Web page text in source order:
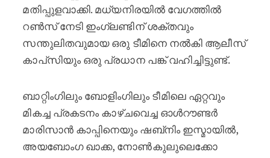
മതിപ്പുളവാക്കി. മധ്യനിരയിൽ വേഗത്തിൽ
റൺസ് നേടി ഇംഗ്ലണ്ടിന് ശക്തവും
സന്തുലിതവുമായ ഒരു ടീമിനെ നൽകി ആലീസ്
കാപ്‌സിയും ഒരു പ്രധാന പങ്ക് വഹിച്ചിട്ടുണ്ട്.
ബാറ്റിംഗിലും ബോളിംഗിലും ടീമിലെ ഏറ്റവും
മികച്ച പ്രകടനം കാഴ്ചവെച്ച ഓൾറൗണ്ടർ
മാരിസാൻ കാപ്പിനെയും ഷബ്‌നിം ഇസ്മായിൽ,
അയബോംഗ ഖാക്ക, നോൺകുലുലെക്കോ